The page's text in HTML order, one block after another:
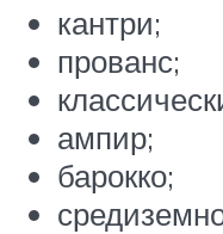
кантри;
прованс;
ампир;
барокко;